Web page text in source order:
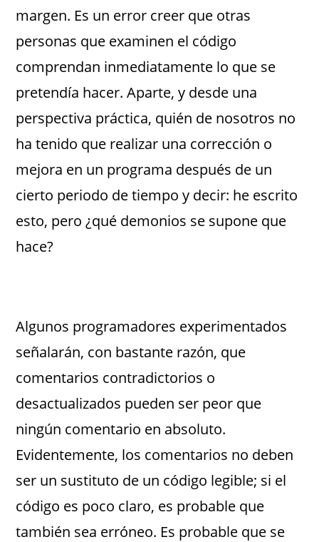
margen. Es un error creer que otras
personas que examinen el código
comprendan inmediatamente lo que se
pretendía hacer. Aparte, y desde una
perspectiva práctica, quién de nosotros no
ha tenido que realizar una corrección o
mejora en un programa después de un
cierto periodo de tiempo y decir: he escrito
esto, pero ¿qué demonios se supone que
hace?
Algunos programadores experimentados
señalarán, con bastante razón, que
comentarios contradictorios o
desactualizados pueden ser peor que
ningún comentario en absoluto.
Evidentemente, los comentarios no deben
ser un sustituto de un código legible; si el
código es poco claro, es probable que
también sea erróneo. Es probable que se